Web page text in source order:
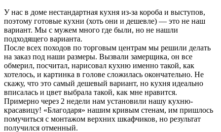
У нас в доме нестандартная кухня из-за короба и выступов,
поэтому готовые кухни (хоть они и дешевле) — это не наш
вариант. Мы с мужем много где были, но не нашли
подходящего варианта.
После всех походов по торговым центрам мы решили делать
на заказ под наши размеры. Вызвали замерщика, он все
обмерил, посчитал, нарисовал кухню именно такой, как
хотелось, и картинка в голове сложилась окончательно. Не
скажу, что это самый дешевый вариант, но кухня идеально
вписалась и цвет выбрала такой, как мне нравится.
Примерно через 2 недели нам установили нашу кухню-
красавицу! «Благодаря» нашим кривым стенам, им пришлось
помучиться с монтажом верхних шкафчиков, но результат
получился отменный.